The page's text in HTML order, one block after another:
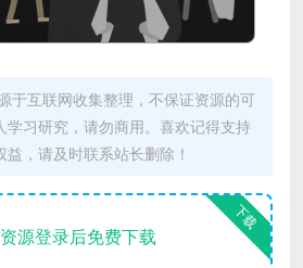
于互联网收集整理，不保证资源的可
学习研究，请勿商用。喜欢记得支持
，请及时联系站长删除！
下载
源登录后免费下载